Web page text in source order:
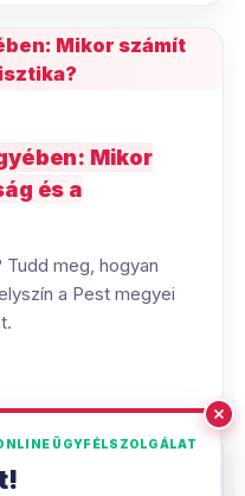
Mikor
és a
Tudd meg, hogyan
a Pest megyei
ÜGYFÉLSZOLGÁLAT